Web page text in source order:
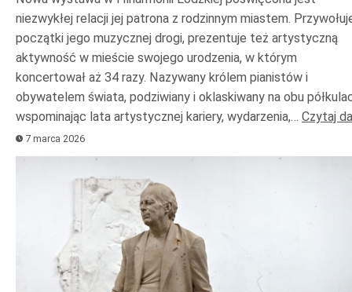
niezwykłej relacji jej patrona z rodzinnym miastem.
początki jego muzycznej drogi, prezentuje też artystyczną
aktywność w mieście swojego urodzenia, w którym
koncertował aż 34 razy. Nazywany królem pianistów i
obywatelem świata, podziwiany i oklaskiwany na obu
wspominając lata artystycznej kariery, wydarzenia,… Czytaj
7 marca 2026
dźwiękowych